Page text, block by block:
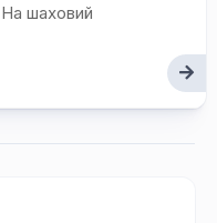
шаховий